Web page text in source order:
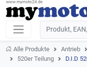
Alle Produkte Antrieb
520er Teilung
D.I.D